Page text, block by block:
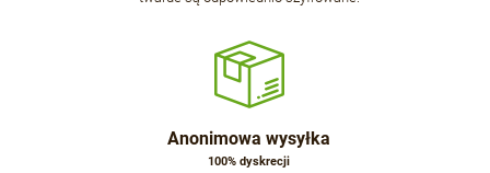
Anonimowa wysyłka
100% dyskrecji